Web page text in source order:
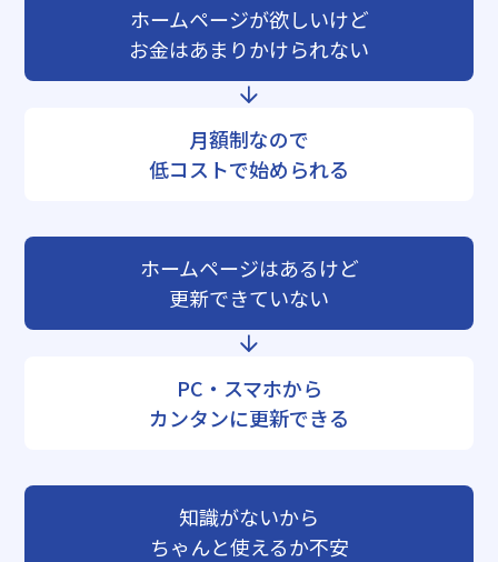
ホームページが欲しいけど
お金はあまりかけられない
月額制なので
低コストで始められる
ホームページはあるけど
更新できていない
PC・スマホから
カンタンに更新できる
知識がないから
ちゃんと使えるか不安